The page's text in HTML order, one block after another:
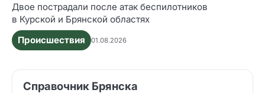
Двое пострадали после атак беспилотников
в Курской и Брянской областях
Происшествия
01.08.2026
Справочник Брянска